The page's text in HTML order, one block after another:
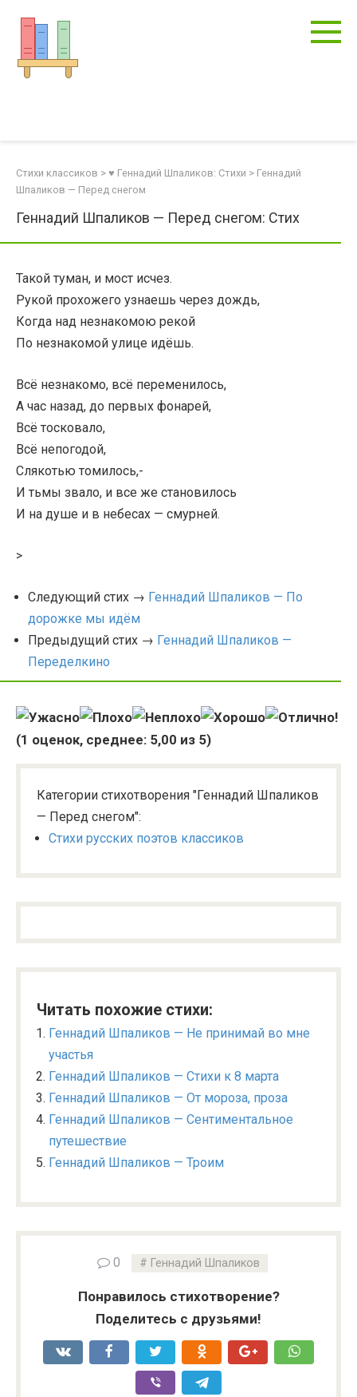
контенту
Стихи классиков > ♥ Геннадий Шпаликов: Стихи > Геннадий
Шпаликов — Перед снегом
Геннадий Шпаликов — Перед снегом: Стих
Такой туман, и мост исчез.
Рукой прохожего узнаешь через дождь,
Когда над незнакомою рекой
По незнакомой улице идёшь.
Всё незнакомо, всё переменилось,
А час назад, до первых фонарей,
Всё тосковало,
Всё непогодой,
Слякотью томилось,-
И тьмы звало, и все же становилось
И на душе и в небесах — смурней.
>
Следующий стих → Геннадий Шпаликов — По
дорожке мы идём
Предыдущий стих → Геннадий Шпаликов —
Переделкино
(1 оценок, среднее: 5,00 из 5)
Категории стихотворения "Геннадий Шпаликов
— Перед снегом":
Стихи русских поэтов классиков
Читать похожие стихи:
Геннадий Шпаликов — Не принимай во мне
участья
Геннадий Шпаликов — Стихи к 8 марта
Геннадий Шпаликов — От мороза, проза
Геннадий Шпаликов — Сентиментальное
путешествие
Геннадий Шпаликов — Троим
0 Геннадий Шпаликов
Понравилось стихотворение?
Поделитесь с друзьями!